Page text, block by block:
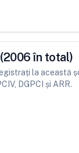
în total)
la această
DGPCI și ARR.